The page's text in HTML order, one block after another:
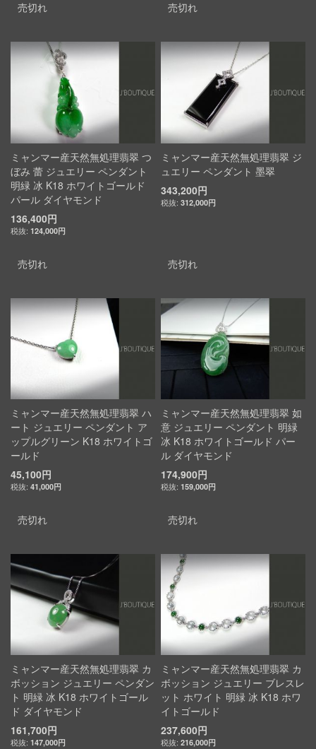
売切れ 売切れ
ミャンマー産天然無処理翡翠 つ
ぼみ 蕾 ジュエリー ペンダント
明緑 冰 K18 ホワイトゴールド
パール ダイヤモンド
136,400円
124,000円
売切れ
ミャンマー産天然無処理翡翠 ジ
ュエリー ペンダント 墨翠
343,200円
312,000円
売切れ
ミャンマー産天然無処理翡翠 ハ
ート ジュエリー ペンダント ア
ップルグリーン K18 ホワイトゴ
ールド
45,100円
41,000円
売切れ
ミャンマー産天然無処理翡翠 如
意 ジュエリー ペンダント 明緑
冰 K18 ホワイトゴールド パー
ル ダイヤモンド
174,900円
159,000円
売切れ
ミャンマー産天然無処理翡翠 カ
ボッション ジュエリー ペンダン
ト 明緑 冰 K18 ホワイトゴール
ド ダイヤモンド
161,700円
147,000円
ミャンマー産天然無処理翡翠 カ
ボッション ジュエリー ブレスレ
ット ホワイト 明緑 冰 K18 ホワ
イトゴールド
237,600円
216,000円